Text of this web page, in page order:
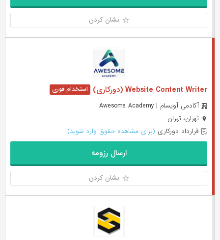
نشان کردن
Website Content Writer (دورکاری)
آکادمی آویسام | Awesome Academy
تهران، تهران
قرارداد دورکاری (برای مشاهده حقوق وارد شوید)
ارسال رزومه
نشان کردن